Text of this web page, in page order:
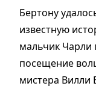
Бертону
известную
мальчик Чарли
посещение
мистера Вилли